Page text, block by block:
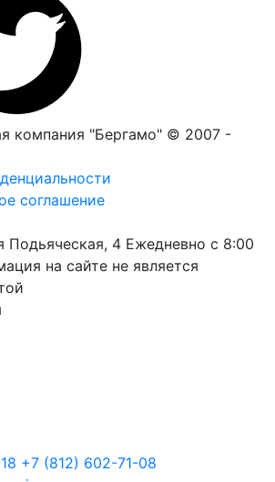
компания "Бергамо" © 2007 -
соглашение
Подьяческая, 4 Ежедневно с 8:00
на сайте не является
+7 (812) 602-71-08